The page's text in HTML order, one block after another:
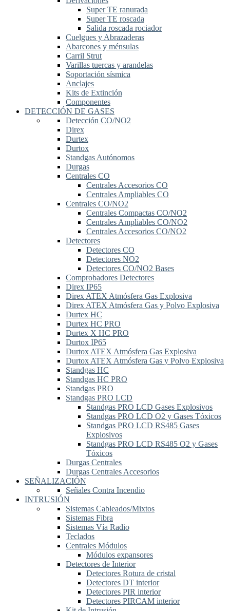
Super TE ranurada
Super TE roscada
Salida roscada rociador
Cuelgues y Abrazaderas
Abarcones y ménsulas
Carril Strut
Varillas tuercas y arandelas
Soportación sísmica
Anclajes
Kits de Extinción
Componentes
DETECCIÓN DE GASES
Detección CO/NO2
Direx
Durtex
Durtox
Standgas Autónomos
Durgas
Centrales CO
Centrales Accesorios CO
Centrales Ampliables CO
Centrales CO/NO2
Centrales Compactas CO/NO2
Centrales Ampliables CO/NO2
Centrales Accesorios CO/NO2
Detectores
Detectores CO
Detectores NO2
Detectores CO/NO2 Bases
Comprobadores Detectores
Direx IP65
Direx ATEX Atmósfera Gas Explosiva
Direx ATEX Atmósfera Gas y Polvo Explosiva
Durtex HC
Durtex HC PRO
Durtex X HC PRO
Durtox IP65
Durtox ATEX Atmósfera Gas Explosiva
Durtox ATEX Atmósfera Gas y Polvo Explosiva
Standgas HC
Standgas HC PRO
Standgas PRO
Standgas PRO LCD
Standgas PRO LCD Gases Explosivos
Standgas PRO LCD O2 y Gases Tóxicos
Standgas PRO LCD RS485 Gases
Explosivos
Standgas PRO LCD RS485 O2 y Gases
Tóxicos
Durgas Centrales
Durgas Centrales Accesorios
SEÑALIZACIÓN
Señales Contra Incendio
INTRUSIÓN
Sistemas Cableados/Mixtos
Sistemas Fibra
Sistemas Vía Radio
Teclados
Centrales Módulos
Módulos expansores
Detectores de Interior
Detectores Rotura de cristal
Detectores DT interior
Detectores PIR interior
Detectores PIRCAM interior